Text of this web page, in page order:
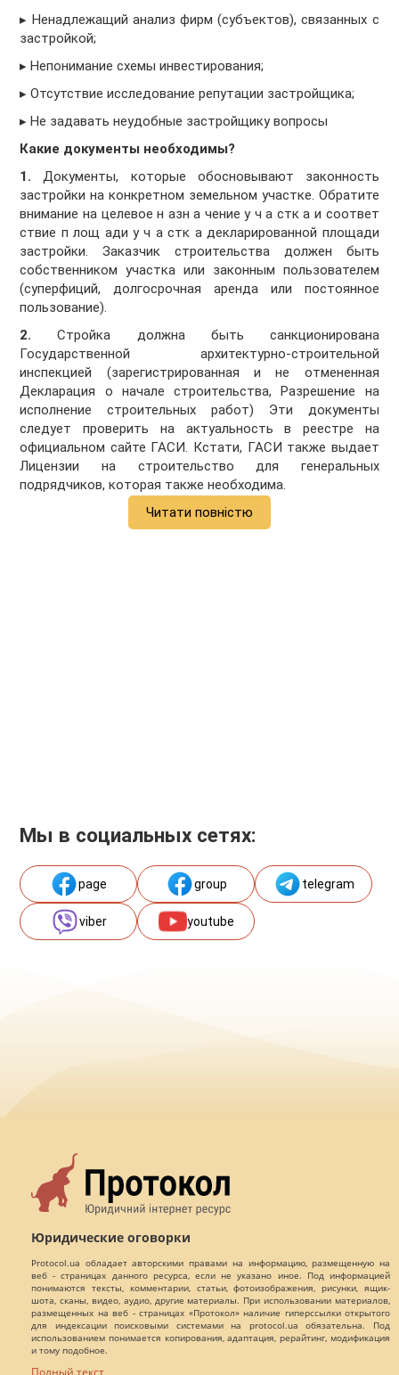
▸ Ненадлежащий анализ фирм (субъектов), связанных с
застройкой;
▸ Непонимание схемы инвестирования;
▸ Отсутствие исследование репутации застройщика;
▸ Не задавать неудобные застройщику вопросы
Какие документы необходимы?
1.Документы, которые обосновывают законность
застройки на конкретном земельном участке. Обратите
внимание на целевое н азн а чение у ч а стк а и соответ
ствие п лощ ади у ч а стк а декларированной площади
застройки. Заказчик строительства должен быть
собственником участка или законным пользователем
(суперфиций, долгосрочная аренда или постоянное
пользование).
2.Стройка должна быть санкционирована
Государственной архитектурно-строительной
инспекцией (зарегистрированная и не отмененная
Декларация о начале строительства, Разрешение на
исполнение строительных работ) Эти документы
следует проверить на актуальность в реестре на
официальном сайте ГАСИ. Кстати, ГАСИ также выдает
Лицензии на строительство для генеральных
подрядчиков, которая также необходима.
Читати повністю
Мы в социальных сетях:
page group telegram
viber youtube
Юридические оговорки
Protocol.ua обладает авторскими правами на информацию, размещенную на
веб - страницах данного ресурса, если не указано иное. Под информацией
понимаются тексты, комментарии, статьи, фотоизображения, рисунки, ящик-
шота, сканы, видео, аудио, другие материалы. При использовании материалов,
размещенных на веб - страницах «Протокол» наличие гиперссылки открытого
для индексации поисковыми системами на protocol.ua обязательна. Под
использованием понимается копирования, адаптация, рерайтинг, модификация
и тому подобное.
Полный текст